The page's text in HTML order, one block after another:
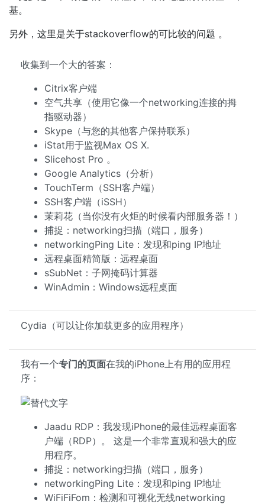
基。
另外，这里是关于stackoverflow的可比较的问题 。
收集到一个大的答案：
Citrix客户端
空气共享（使用它像一个networking连接的拇
指驱动器）
Skype（与您的其他客户保持联系）
iStat用于监视Max OS X.
Slicehost Pro 。
Google Analytics（分析）
TouchTerm（SSH客户端）
SSH客户端（iSSH）
茉莉花（当你没有火炬的时候看内部服务器！）
捕捉：networking扫描（端口，服务）
networkingPing Lite：发现和ping IP地址
远程桌面精简版：远程桌面
sSubNet：子网掩码计算器
WinAdmin：Windows远程桌面
Cydia（可以让你加载更多的应用程序）
我有一个专门的页面在我的iPhone上有用的应用程
序：
Jaadu RDP：我发现iPhone的最佳远程桌面客
户端（RDP）。 这是一个非常直观和强大的应
用程序。
捕捉：networking扫描（端口，服务）
networkingPing Lite：发现和ping IP地址
WiFiFiFom：检测和可视化无线networking